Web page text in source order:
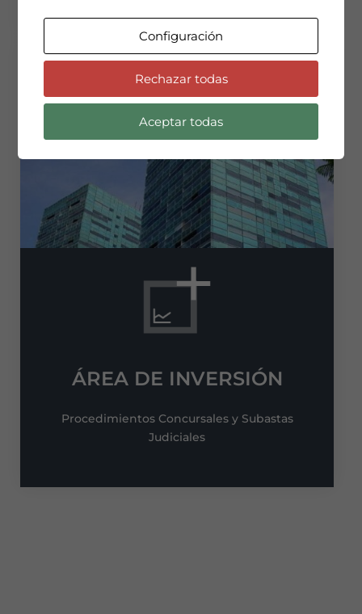
ÁREA DE INVERSIÓN
Procedimientos Concursales y Subastas
Judiciales
Configuración
Rechazar todas
Aceptar todas